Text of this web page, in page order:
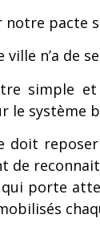
notre pacte
n’a de
simple
le système
doit
de
porte